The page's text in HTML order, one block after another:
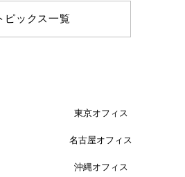
ピックス一覧
東京オフィス
名古屋オフィス
沖縄オフィス